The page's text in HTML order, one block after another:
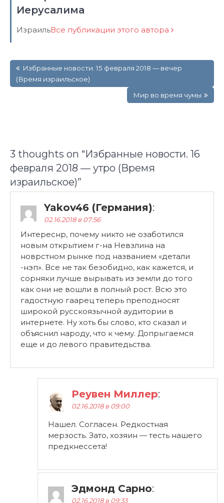
Иерусалима
ИзраильВсе публикации этого автора
по
записям
Избранные новости. 15 февраля 2018 — вечер
(Время израильское)
Мир во время чумы
3 thoughts on “Избранные новости. 16
февраля 2018 — утро (Время
израильское)”
Yakov46 (Германия):
02.16.2018 в 07:56
Интереснр, почему никто не озаботился
новым открытием г-на Невзлина на
новрстном рынке под названием «детали
-нэп». Все не так безобидно, как кажется, и
сорняки лучше вырывать из земли до того
как они не вошли в полный рост. Всю это
гадостную гаарец теперь преподносят
широкой русскоязычной аудитории в
интернете. Ну хоть бы слово, кто сказал и
объяснил народу, что к чему. Допрыгаемся
еще и до левого правитедьства.
Реувен Миллер:
02.16.2018 в 09:00
Нашел. Согласен. Редкостная
мерзость. Зато, хозяин — тесть нашего
предкнессета!
Эдмонд Сарно:
02.16.2018 в 09:33